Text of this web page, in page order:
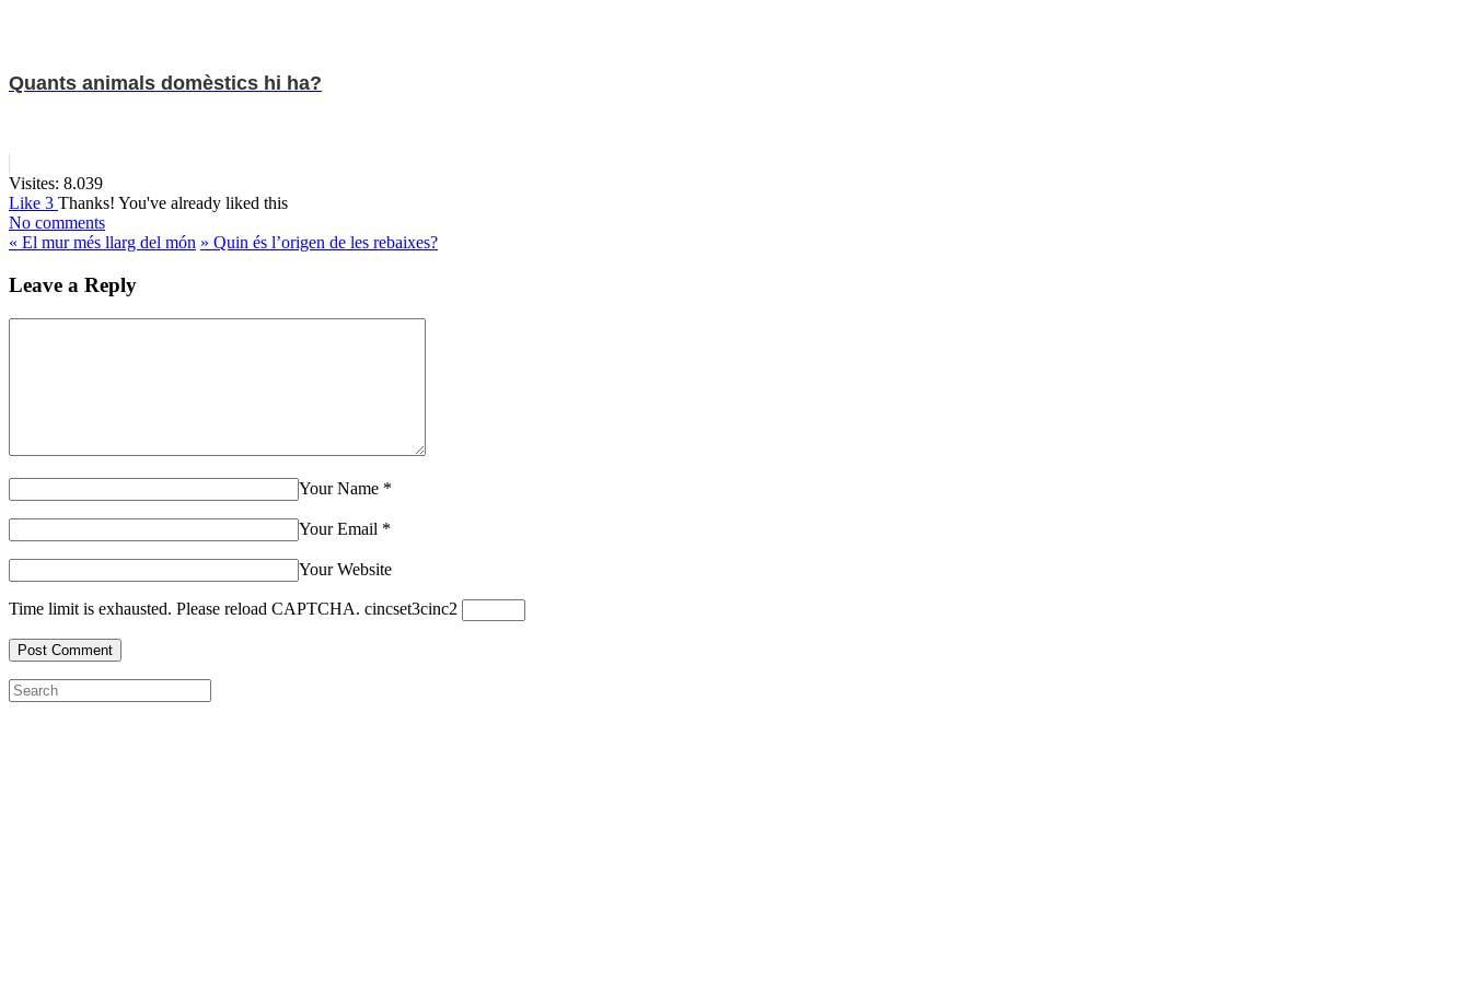
Quants animals domèstics hi ha?
Visites: 8.039
Like 3 Thanks! You've already liked this
No comments
« El mur més llarg del món » Quin és l’origen de les rebaixes?
Leave a Reply
Your Name *
Your Email *
Your Website
Time limit is exhausted. Please reload CAPTCHA. cincset3cinc2